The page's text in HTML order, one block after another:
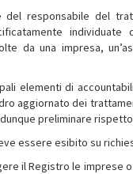
responsabile del
individuate
da una impresa,
elementi di
aggiornato dei
preliminare
essere esibito su
il Registro le imprese